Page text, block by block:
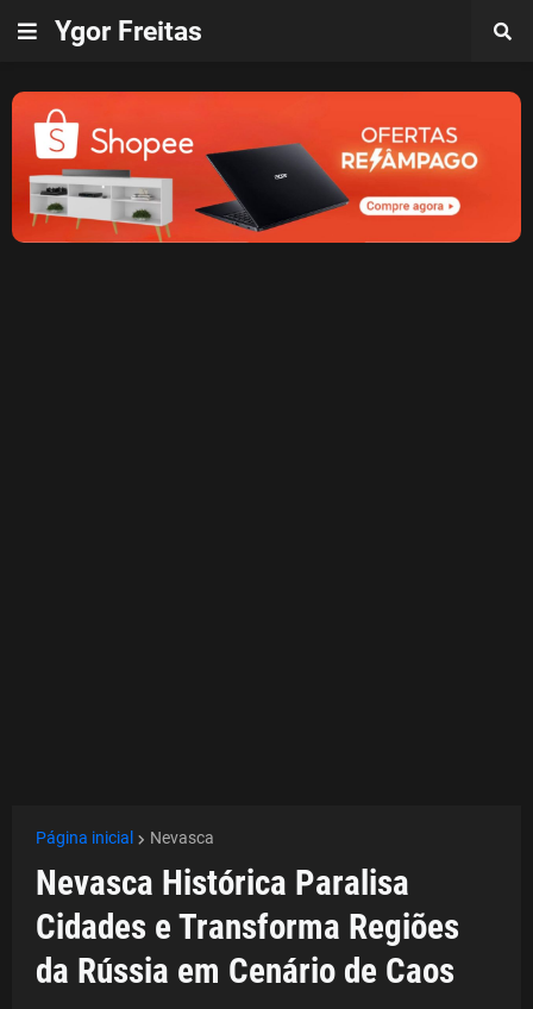
Ygor Freitas
Página inicial Nevasca
Nevasca Histórica Paralisa
Cidades e Transforma Regiões
da Rússia em Cenário de Caos